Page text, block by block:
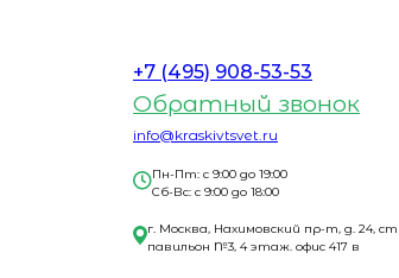
+7 (495) 908-53-53
Обратный звонок
info@kraskivtsvet.ru
Пн-Пт: с 9:00 до 19:00
Сб-Вс: с 9:00 до 18:00
г. Москва, Нахимовский пр-т, д. 24,
павильон №3, 4 этаж. офис 417 в